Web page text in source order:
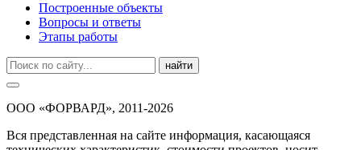
Построенные объекты
Вопросы и ответы
Этапы работы
найти
ООО «ФОРВАРД», 2011-2026
Вся представленная на сайте информация, касающаяся